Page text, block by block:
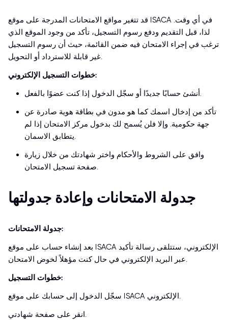
قد تتغير مواقع الامتحانات المدرجة على موقع ISACA في أي وقت.
لذا، قبل التقديم ودفع رسوم التسجيل، تأكد من وجود الموقع الذي
ترغب في إجراء الامتحان فيه ضمن القائمة، حيث أن رسوم التسجيل
غير قابلة للاسترداد أو التحويل.
خطوات التسجيل الإلكتروني:
أنشئ حسابًا جديدًا أو سجّل الدخول إذا كنت عضوًا بالفعل.
تأكد من إدخال اسمك كما هو مدون في بطاقة هوية صادرة عن
جهة حكومية. وإلا فلن يُسمح لك بدخول مركز الامتحان إذا لم
يتطابق الاسمان.
وافق على الشروط والأحكام واختر شهادتك من خلال زيارة
صفحة تسجيل الامتحان.
جدولة الامتحانات وإعادة جدولتها
جدولة الامتحانات:
بعد إنشاء حساب على موقع ISACA الإلكتروني، ستتلقى رسالة تأكيد
عبر البريد الإلكتروني في حال كنت مؤهلاً لخوض الامتحان.
خطوات التسجيل:
سجّل الدخول إلى حسابك على موقع ISACA الإلكتروني.
انقر على صفحة شهادتي.